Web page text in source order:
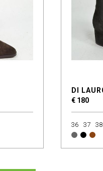
DI
€ 180
36 37 38